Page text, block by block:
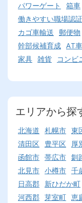
パワーゲート
箱車
働きやすい職場認
カゴ車輸送 郵便物
幹部候補育成 AT
家具 雑貨 コンビ
エリアから探
北海道 札幌市 東
清田区 豊平区 厚
函館市 帯広市 釧
北見市 小樽市 千
日高郡 新ひだか町
河西郡 芽室町 恵